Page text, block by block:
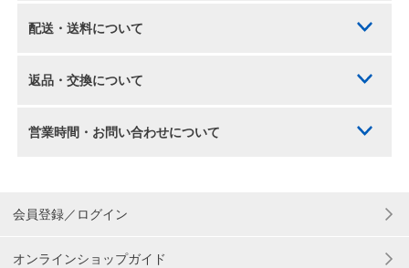
配送・送料について
返品・交換について
営業時間・お問い合わせについて
会員登録／ログイン
オンラインショップガイド